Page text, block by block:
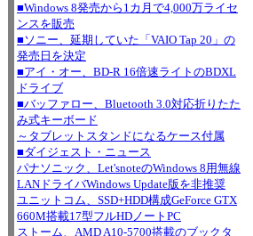
■Windows 8発売から1カ月で4,000万ライセ
ンスを販売
■ソニー、延期していた「VAIO Tap 20」の
発売日を決定
■アイ・オー、BD-R 16倍速ライトのBDXL
ドライブ
■バッファロー、Bluetooth 3.0対応折りたた
み式キーボード
～タブレットスタンドになるケース付属
■ダイジェスト・ニュース
パナソニック、Let'snoteのWindows 8用無線
LANドライバWindows Update版を非推奨
ユニットコム、SSD+HDD構成GeForce GTX
660M搭載17型フルHDノートPC
ストーム、AMD A10-5700搭載のブックタ